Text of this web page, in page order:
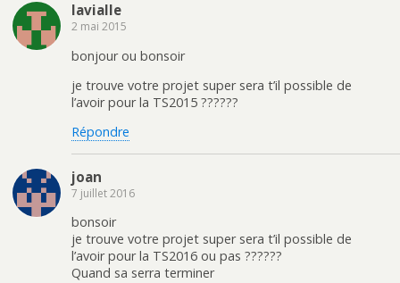
lavialle
2 mai 2015
bonjour ou bonsoir
je trouve votre projet super sera t’il possible de
l’avoir pour la TS2015 ??????
Répondre
joan
7 juillet 2016
bonsoir
je trouve votre projet super sera t’il possible de
l’avoir pour la TS2016 ou pas ??????
Quand sa serra terminer